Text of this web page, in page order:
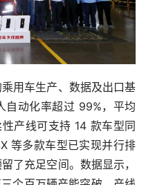
用车生产、数据及出口基
自动化率超过 99%，平均
产线可支持 14 款车型同
等多款车型已实现并行排
了充足空间。数据显示，